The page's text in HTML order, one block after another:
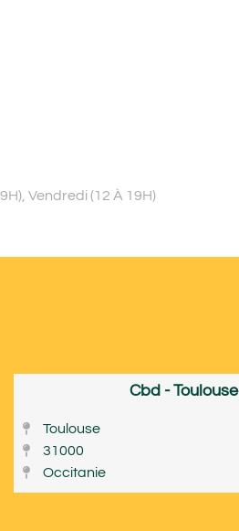
Vendredi (12 À 19H)
Cbd - Toulouse
Toulouse
31000
Occitanie